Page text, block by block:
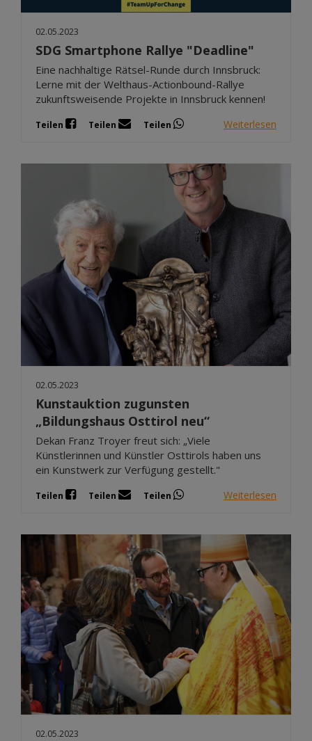
02.05.2023
SDG Smartphone Rallye "Deadline"
Eine nachhaltige Rätsel-Runde durch Innsbruck:
Lerne mit der Welthaus-Actionbound-Rallye
zukunftsweisende Projekte in Innsbruck kennen!
Teilen Teilen Teilen Weiterlesen
02.05.2023
Kunstauktion zugunsten
„Bildungshaus Osttirol neu“
Dekan Franz Troyer freut sich: „Viele
Künstlerinnen und Künstler Osttirols haben uns
ein Kunstwerk zur Verfügung gestellt."
Teilen Teilen Teilen Weiterlesen
02.05.2023